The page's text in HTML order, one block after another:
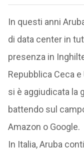
In questi anni
di data center in
presenza in
Repubblica Ceca
si è aggiudicata la
battendo sul
Amazon o Google.
In Italia, Aruba